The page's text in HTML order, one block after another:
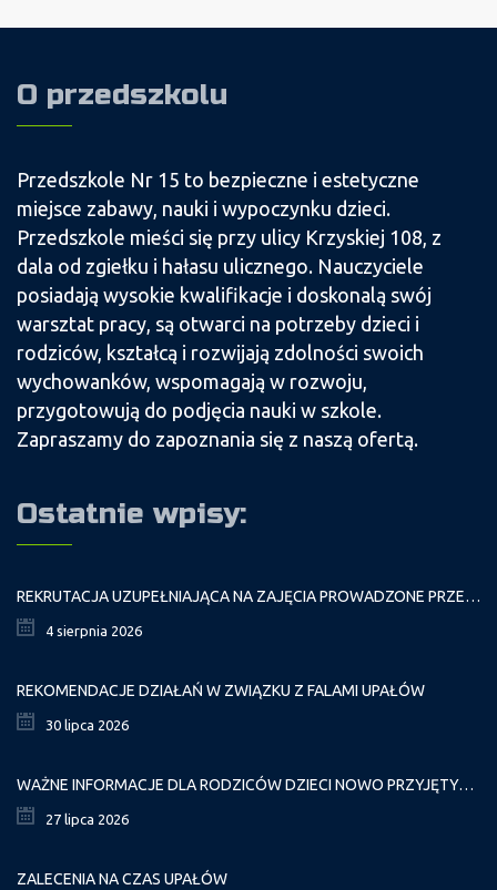
O przedszkolu
Przedszkole Nr 15 to bezpieczne i estetyczne
miejsce zabawy, nauki i wypoczynku dzieci.
Przedszkole mieści się przy ulicy Krzyskiej 108, z
dala od zgiełku i hałasu ulicznego. Nauczyciele
posiadają wysokie kwalifikacje i doskonalą swój
warsztat pracy, są otwarci na potrzeby dzieci i
rodziców, kształcą i rozwijają zdolności swoich
wychowanków, wspomagają w rozwoju,
przygotowują do podjęcia nauki w szkole.
Zapraszamy do zapoznania się z naszą ofertą.
Ostatnie wpisy:
REKRUTACJA UZUPEŁNIAJĄCA NA ZAJĘCIA PROWADZONE PRZEZ PAŁAC MŁODZIEŻY W ROKU SZKOLNYM 2026/2027
4 sierpnia 2026
REKOMENDACJE DZIAŁAŃ W ZWIĄZKU Z FALAMI UPAŁÓW
30 lipca 2026
WAŻNE INFORMACJE DLA RODZICÓW DZIECI NOWO PRZYJĘTYCH GR. I
27 lipca 2026
ZALECENIA NA CZAS UPAŁÓW